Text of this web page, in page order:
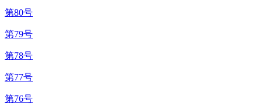
第80号
第79号
第78号
第77号
第76号